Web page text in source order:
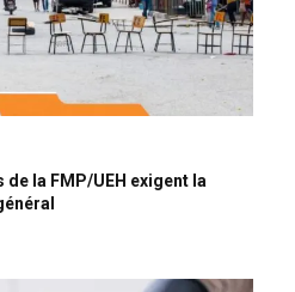
la FMP/UEH exigent la